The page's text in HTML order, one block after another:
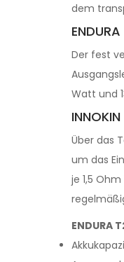
dem
Der fest
Watt und
Über das
um das
je 1,5
ENDURA